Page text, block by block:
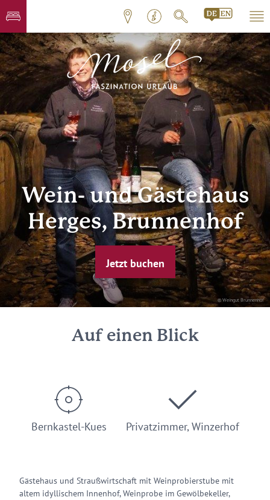
© Weingut Brunnenhof
Wein- und Gästehaus
Herges, Brunnenhof
Jetzt buchen
Auf einen Blick
Bernkastel-Kues Privatzimmer, Winzerhof
Gästehaus und Straußwirtschaft mit Weinprobierstube mit
altem idyllischem Innenhof, Weinprobe im Gewölbekeller,